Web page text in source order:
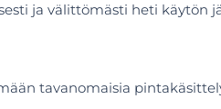
ja välittömästi heti käytön
tavanomaisia